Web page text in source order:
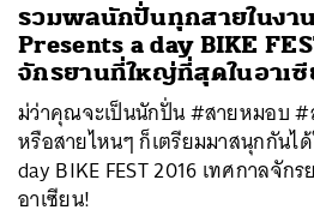
รวมพลนักปั่นทุกสายในงา
Presents a day BIKE
จักรยานที่ใหญ่ที่สุดในอาเ
ม่ว่าคุณจะเป็นนักปั่น #สายหมอบ
หรือสายไหนๆ ก็เตรียมมาสนุกกันไ
day BIKE FEST 2016 เทศกาลจั
อาเซียน!